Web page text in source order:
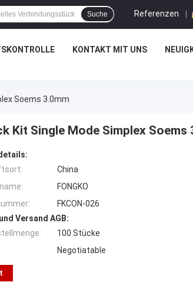
Referenzen |
Suche
KONTAKT MIT UNS
Soems 3.0mm
Kit Single Mode Simplex Soems
China
FONGKO
FKCON-026
Versand AGB:
100 Stücke
Negotiatable